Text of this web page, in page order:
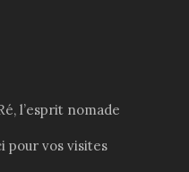
l’esprit nomade
pour vos visites